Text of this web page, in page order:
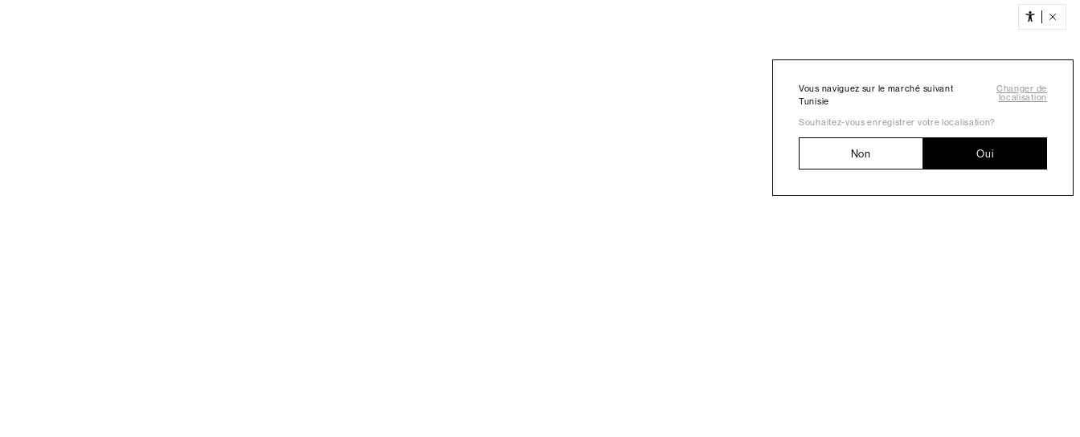
Vous naviguez sur le marché suivant
Tunisie
Changer de
localisation
Souhaitez-vous enregistrer votre localisation?
Non Oui